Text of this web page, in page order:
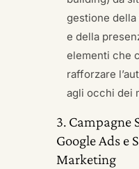
gestione
e della
elementi che
rafforzare
agli occhi dei
3. Campagne
Google Ads e
Marketing